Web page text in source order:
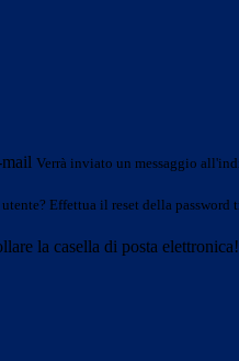
Verrà inviato un messaggio
Effettua il reset della password
la casella di posta elettronica!